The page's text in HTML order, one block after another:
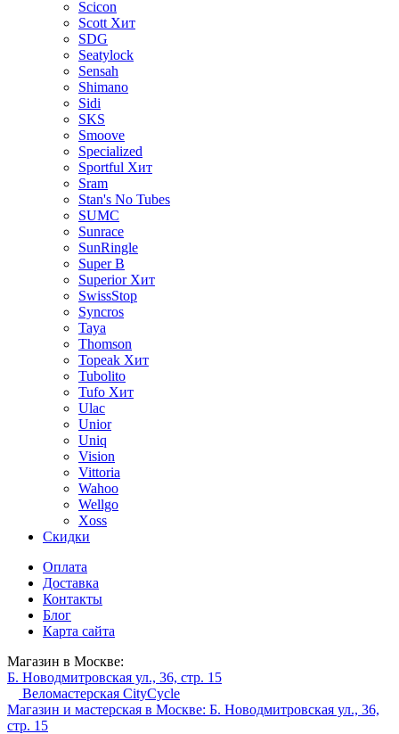
Scicon
Scott Хит
SDG
Seatylock
Sensah
Shimano
Sidi
SKS
Smoove
Specialized
Sportful Хит
Sram
Stan's No Tubes
SUMC
Sunrace
SunRingle
Super B
Superior Хит
SwissStop
Syncros
Taya
Thomson
Topeak Хит
Tubolito
Tufo Хит
Ulac
Unior
Uniq
Vision
Vittoria
Wahoo
Wellgo
Xoss
Скидки
Оплата
Доставка
Контакты
Блог
Карта сайта
Магазин в Москве:
Б. Новодмитровская ул., 36, стр. 15
Веломастерская CityCycle
Магазин и мастерская в Москве: Б. Новодмитровская ул., 36,
стр. 15